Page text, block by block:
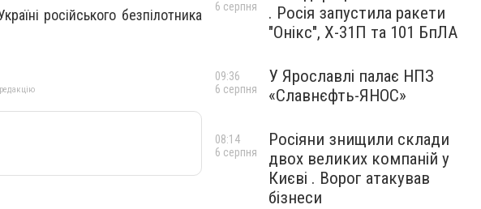
російського безпілотника
. Росія запустила ракети
"Онікс", Х-31П та 101 БпЛА
6 серпня
У Ярославлі палає НПЗ
«Славнєфть-ЯНОС»
09:36
6 серпня
Росіяни знищили склади
двох великих компаній у
Києві . Ворог атакував
бізнеси
08:14
6 серпня